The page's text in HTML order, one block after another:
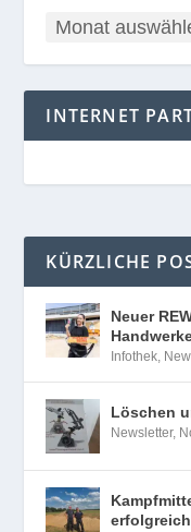
INTERNET
KÜRZLICHE
Neuer
Infothek,
Löschen
Newsletter,